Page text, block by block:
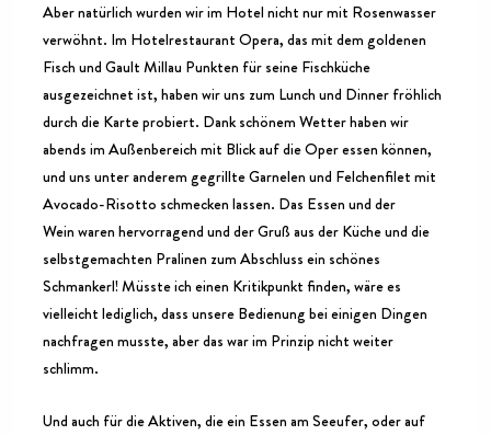
Aber natürlich wurden wir im Hotel nicht nur mit Rosenwasser
verwöhnt. Im Hotelrestaurant Opera, das mit dem goldenen
Fisch und Gault Millau Punkten für seine Fischküche
ausgezeichnet ist, haben wir uns zum Lunch und Dinner fröhlich
durch die Karte probiert. Dank schönem Wetter haben wir
abends im Außenbereich mit Blick auf die Oper essen können,
und uns unter anderem gegrillte Garnelen und Felchenfilet mit
Avocado-Risotto schmecken lassen. Das Essen und der
Wein waren hervorragend und der Gruß aus der Küche und die
selbstgemachten Pralinen zum Abschluss ein schönes
Schmankerl! Müsste ich einen Kritikpunkt finden, wäre es
vielleicht lediglich, dass unsere Bedienung bei einigen Dingen
nachfragen musste, aber das war im Prinzip nicht weiter
schlimm.
Und auch für die Aktiven, die ein Essen am Seeufer, oder auf